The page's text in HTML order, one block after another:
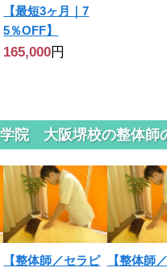
【最短3ヶ月｜7
5％OFF】
165,000円
院 大阪堺校の整体師
【整体師／セラピ
【整体師